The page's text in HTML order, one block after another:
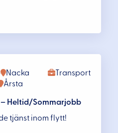
Transport
Nacka
Årsta
Heltid/Sommarjobb
tjänst inom flytt!